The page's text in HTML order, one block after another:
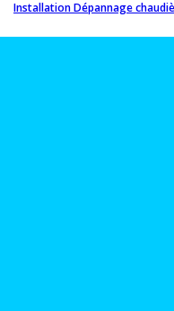
Installation Dépannage